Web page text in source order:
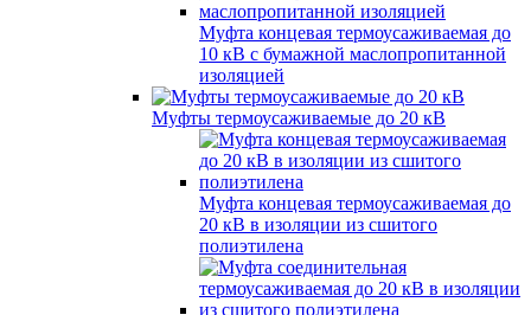
Муфта концевая термоусаживаемая до
10 кВ с бумажной маслопропитанной
изоляцией
Муфты термоусаживаемые до 20 кВ
Муфта концевая термоусаживаемая до
20 кВ в изоляции из сшитого
полиэтилена